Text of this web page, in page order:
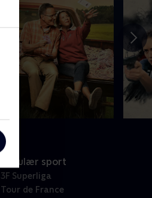
Populær sport
3F Superliga
Tour de France